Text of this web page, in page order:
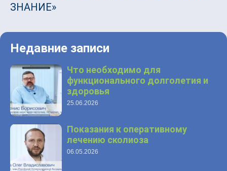
ЗНАНИЕ»
Недавние записи
Что необходимо для
функционального долголетия и
здоровья
25.06.2026
Показания к оперативному
лечению сколиоза
06.05.2026